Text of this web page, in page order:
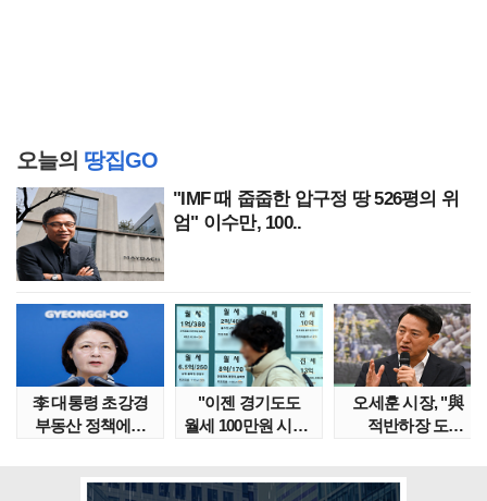
오늘의 땅집GO
"IMF 때 줍줍한 압구정 땅 526평의 위
엄" 이수만, 100..
李 대통령 초강경
부동산 정책에…
"이젠 경기도도
월세 100만원 시대"
오세훈 시장, "與
적반하장 도